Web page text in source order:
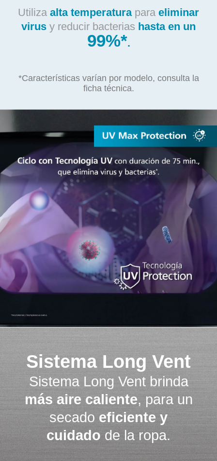
Utiliza alta temperaturapara eliminar
virus y reducir bacterias hasta en un
99%*.
*Características varían por modelo, consulta la
ficha técnica.
Sistema Long Vent
Sistema Long Vent brinda
más aire caliente, para un
secado eficiente y
cuidado de la ropa.